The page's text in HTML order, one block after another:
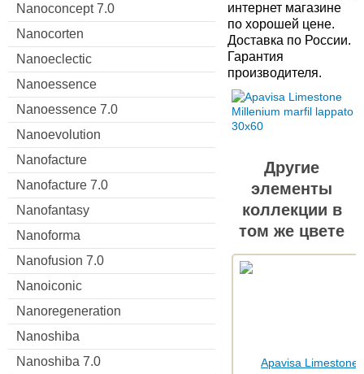
Nanoconcept 7.0
Nanocorten
Nanoeclectic
Nanoessence
Nanoessence 7.0
Nanoevolution
Nanofacture
Nanofacture 7.0
Nanofantasy
Nanoforma
Nanofusion 7.0
Nanoiconic
Nanoregeneration
Nanoshiba
Nanoshiba 7.0
интернет магазине
по хорошей цене.
Доставка по России.
Гарантия
производителя.
Другие
элементы
коллекции в
том же цвете